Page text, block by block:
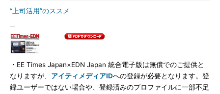
“上司活用”のススメ
・EE Times Japan×EDN Japan 統合電子版は無償でのご提供と
なりますが、 アイティメディアIDへの登録が必要となります。登
録ユーザーではない場合や、登録済みのプロファイルに一部不足